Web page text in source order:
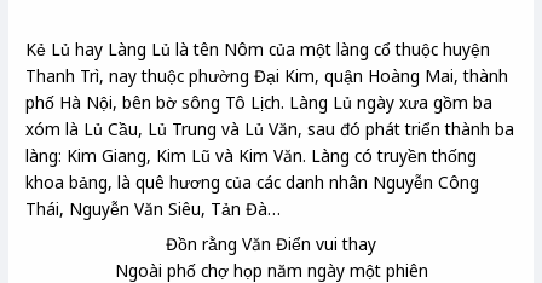
Kẻ Lủ hay Làng Lủ là tên Nôm của một làng cổ thuộc huyện
Thanh Trì, nay thuộc phường Đại Kim, quận Hoàng Mai, thành
phố Hà Nội, bên bờ sông Tô Lịch. Làng Lủ ngày xưa gồm ba
xóm là Lủ Cầu, Lủ Trung và Lủ Văn, sau đó phát triển thành ba
làng: Kim Giang, Kim Lũ và Kim Văn. Làng có truyền thống
khoa bảng, là quê hương của các danh nhân Nguyễn Công
Thái, Nguyễn Văn Siêu, Tản Đà…
Đồn rằng Văn Điển vui thay
Ngoài phố chợ họp năm ngày một phiên